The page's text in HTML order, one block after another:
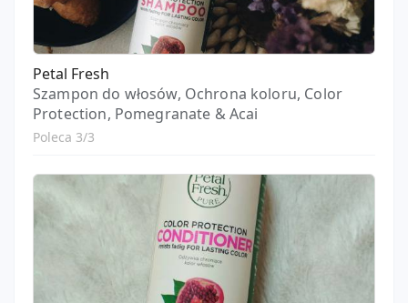
Petal Fresh
Szampon do włosów, Ochrona koloru, Color
Protection, Pomegranate & Acai
Poleca 3/3